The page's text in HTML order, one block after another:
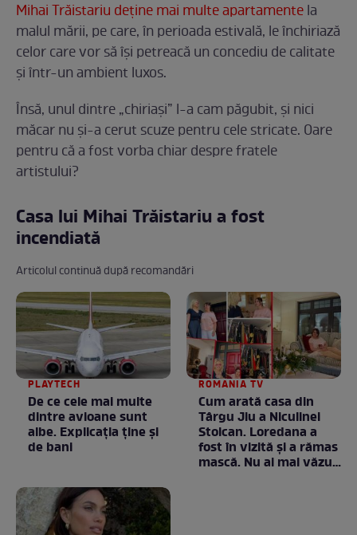
Mihai Trăistariu deține mai multe apartamentela
malul mării, pe care, în perioada estivală, le închiriază
celor care vor să își petreacă un concediu de calitate
și într-un ambient luxos.
Însă, unul dintre „chiriași” l-a cam păgubit, și nici
măcar nu și-a cerut scuze pentru cele stricate. Oare
pentru că a fost vorba chiar despre fratele
artistului?
Casa lui Mihai Trăistariu a fost
incendiată
Articolul continuă după recomandări
PLAYTECH
De ce cele mai multe
dintre avioane sunt
albe. Explicația ține și
de bani
ROMANIA TV
Cum arată casa din
Târgu Jiu a Niculinei
Stoican. Loredana a
fost în vizită și a rămas
mască. Nu ai mai văzut